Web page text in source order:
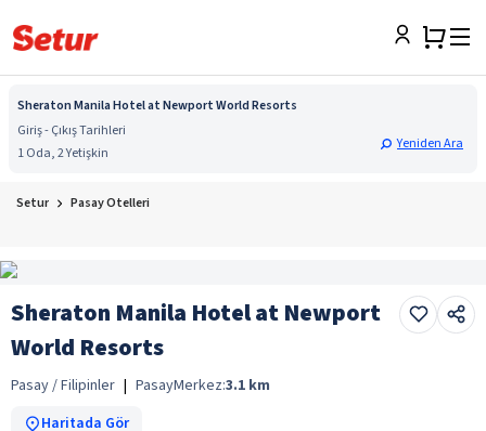
Sheraton Manila Hotel at Newport World Resorts
Giriş - Çıkış Tarihleri
1 Oda, 2 Yetişkin
Yeniden Ara
Setur Pasay Otelleri
Sheraton Manila Hotel at Newport
World Resorts
Pasay / Filipinler | PasayMerkez:3.1 km
Haritada Gör